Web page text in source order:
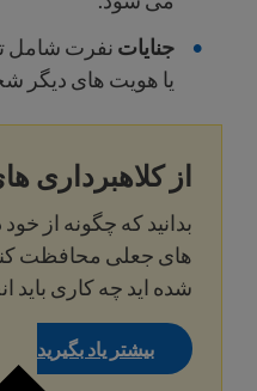
جنایات نفرت شامل
یا هویت های دیگر
از کلاهبرداری
بدانید که چگونه از
های جعلی محافظت
شده اید چه کاری باید
بیشتر یاد بگیرید